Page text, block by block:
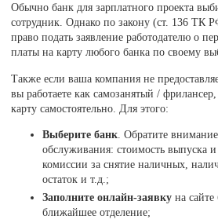
Обычно банк для зарплатного проекта
сотрудник. Однако по закону (ст. 136 ТК
право подать заявление работодателю о
платы на карту любого банка по своему
Также если ваша компания не
вы работаете как самозанятый /
карту самостоятельно. Для этого:
Выберите банк . Обратите
обслуживания: стоимость выпуска
комиссии за снятие наличных,
остаток и т.д.;
Заполните онлайн-заявку на сайте
ближайшее отделение;